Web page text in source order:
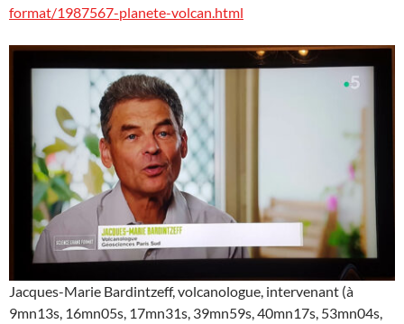
format/1987567-planete-volcan.html
Jacques-Marie Bardintzeff, volcanologue, intervenant (à
9mn13s, 16mn05s, 17mn31s, 39mn59s, 40mn17s, 53mn04s,